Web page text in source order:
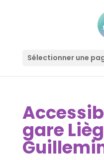
Sélectionner une
gare